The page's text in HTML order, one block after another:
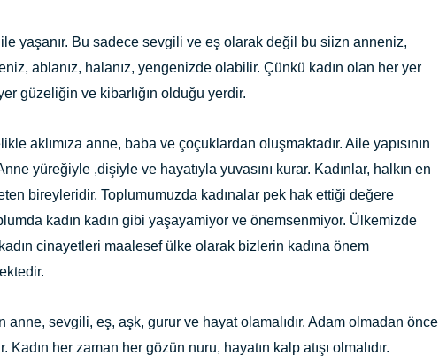
ile yaşanır. Bu sadece sevgili ve eş olarak değil bu siizn anneniz,
ablanız, halanız, yengenizde olabilir. Çünkü kadın olan her yer
güzeliğin ve kibarlığın olduğu yerdir.
aklımıza anne, baba ve çoçuklardan oluşmaktadır. Aile yapısının
yüreğiyle ,dişiyle ve hayatıyla yuvasını kurar. Kadınlar, halkın en
bireyleridir. Toplumumuzda kadınalar pek hak ettiği değere
kadın kadın gibi yaşayamiyor ve önemsenmiyor. Ülkemizde
cinayetleri maalesef ülke olarak bizlerin kadına önem
anne, sevgili, eş, aşk, gurur ve hayat olamalıdır. Adam olmadan önce
Kadın her zaman her gözün nuru, hayatın kalp atışı olmalıdır.